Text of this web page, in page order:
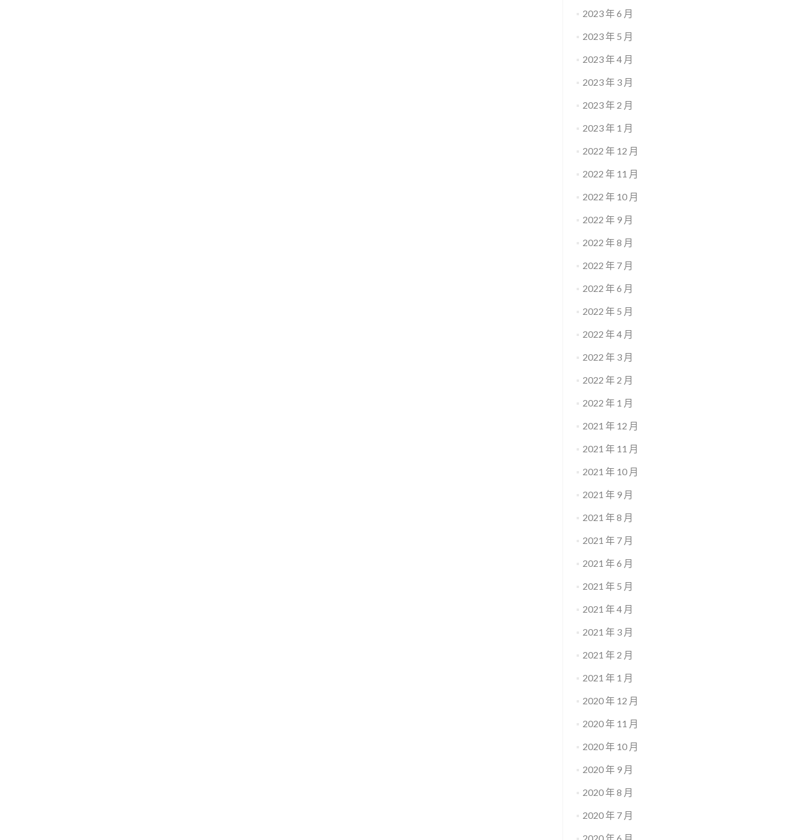
2023 年 6 月
2023 年 5 月
2023 年 4 月
2023 年 3 月
2023 年 2 月
2023 年 1 月
2022 年 12 月
2022 年 11 月
2022 年 10 月
2022 年 9 月
2022 年 8 月
2022 年 7 月
2022 年 6 月
2022 年 5 月
2022 年 4 月
2022 年 3 月
2022 年 2 月
2022 年 1 月
2021 年 12 月
2021 年 11 月
2021 年 10 月
2021 年 9 月
2021 年 8 月
2021 年 7 月
2021 年 6 月
2021 年 5 月
2021 年 4 月
2021 年 3 月
2021 年 2 月
2021 年 1 月
2020 年 12 月
2020 年 11 月
2020 年 10 月
2020 年 9 月
2020 年 8 月
2020 年 7 月